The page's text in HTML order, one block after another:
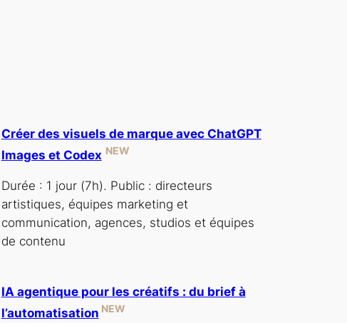
Créer des visuels de marque avec ChatGPT
Images et Codex NEW
Durée : 1 jour (7h). Public : directeurs
artistiques, équipes marketing et
communication, agences, studios et équipes
de contenu
IA agentique pour les créatifs : du brief à
l’automatisation NEW